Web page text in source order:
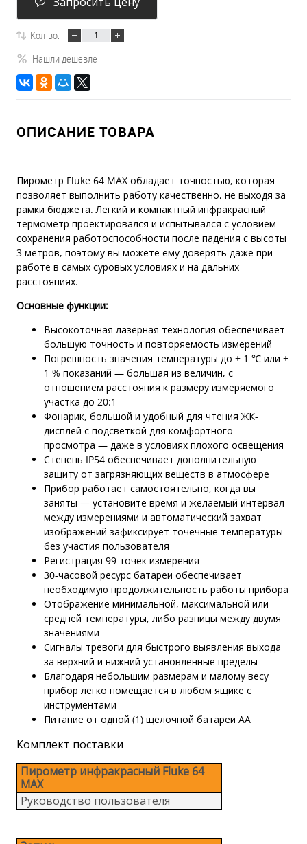
Кол-во:
Нашли дешевле
ОПИСАНИЕ ТОВАРА
Пирометр Fluke 64 MAX обладает точностью, которая
позволяет выполнить работу качественно, не выходя за
рамки бюджета. Легкий и компактный инфракрасный
термометр проектировался и испытывался с условием
сохранения работоспособности после падения с высоты
3 метров, поэтому вы можете ему доверять даже при
работе в самых суровых условиях и на дальних
расстояниях.
Основные функции:
Высокоточная лазерная технология обеспечивает
большую точность и повторяемость измерений
Погрешность значения температуры до ± 1 ℃ или ±
1 % показаний — большая из величин, с
отношением расстояния к размеру измеряемого
участка до 20:1
Фонарик, большой и удобный для чтения ЖК-
дисплей с подсветкой для комфортного
просмотра — даже в условиях плохого освещения
Степень IP54 обеспечивает дополнительную
защиту от загрязняющих веществ в атмосфере
Прибор работает самостоятельно, когда вы
заняты — установите время и желаемый интервал
между измерениями и автоматический захват
изображений зафиксирует точечные температуры
без участия пользователя
Регистрация 99 точек измерения
30-часовой ресурс батареи обеспечивает
необходимую продолжительность работы прибора
Отображение минимальной, максимальной или
средней температуры, либо разницы между двумя
значениями
Сигналы тревоги для быстрого выявления выхода
за верхний и нижний установленные пределы
Благодаря небольшим размерам и малому весу
прибор легко помещается в любом ящике с
инструментами
Питание от одной (1) щелочной батареи AA
Комплект поставки
Пирометр инфракрасный Fluke 64
MAX
Руководство пользователя